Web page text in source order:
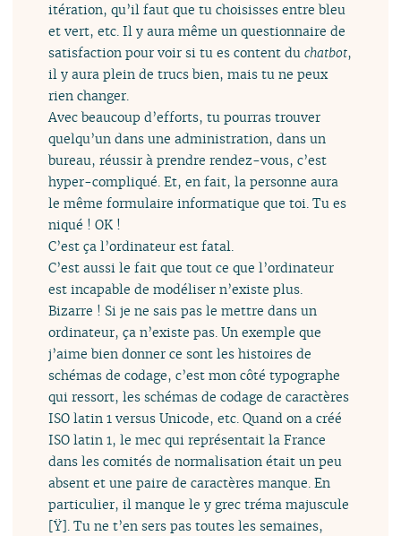
itération, qu’il faut que tu choisisses entre bleu
et vert, etc. Il y aura même un questionnaire de
satisfaction pour voir si tu es content duchatbot,
il y aura plein de trucs bien, mais tu ne peux
rien changer.
Avec beaucoup d’efforts, tu pourras trouver
quelqu’un dans une administration, dans un
bureau, réussir à prendre rendez-vous, c’est
hyper-compliqué. Et, en fait, la personne aura
le même formulaire informatique que toi. Tu es
niqué ! OK !
C’est ça l’ordinateur est fatal.
C’est aussi le fait que tout ce que l’ordinateur
est incapable de modéliser n’existe plus.
Bizarre ! Si je ne sais pas le mettre dans un
ordinateur, ça n’existe pas. Un exemple que
j’aime bien donner ce sont les histoires de
schémas de codage, c’est mon côté typographe
qui ressort, les schémas de codage de caractères
ISO latin 1 versus Unicode, etc. Quand on a créé
ISO latin 1, le mec qui représentait la France
dans les comités de normalisation était un peu
absent et une paire de caractères manque. En
particulier, il manque le y grec tréma majuscule
[Ÿ]. Tu ne t’en sers pas toutes les semaines,